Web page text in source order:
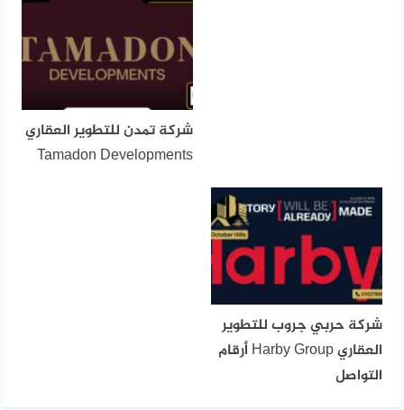
شركة تمدن للتطوير العقاري
Tamadon Developments
شركة حربي جروب للتطوير
العقاري Harby Group أرقام
التواصل